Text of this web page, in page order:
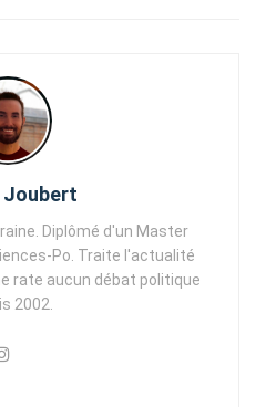
Joubert
Diplômé d'un Master
Po. Traite l'actualité
rate aucun débat politique
2002.